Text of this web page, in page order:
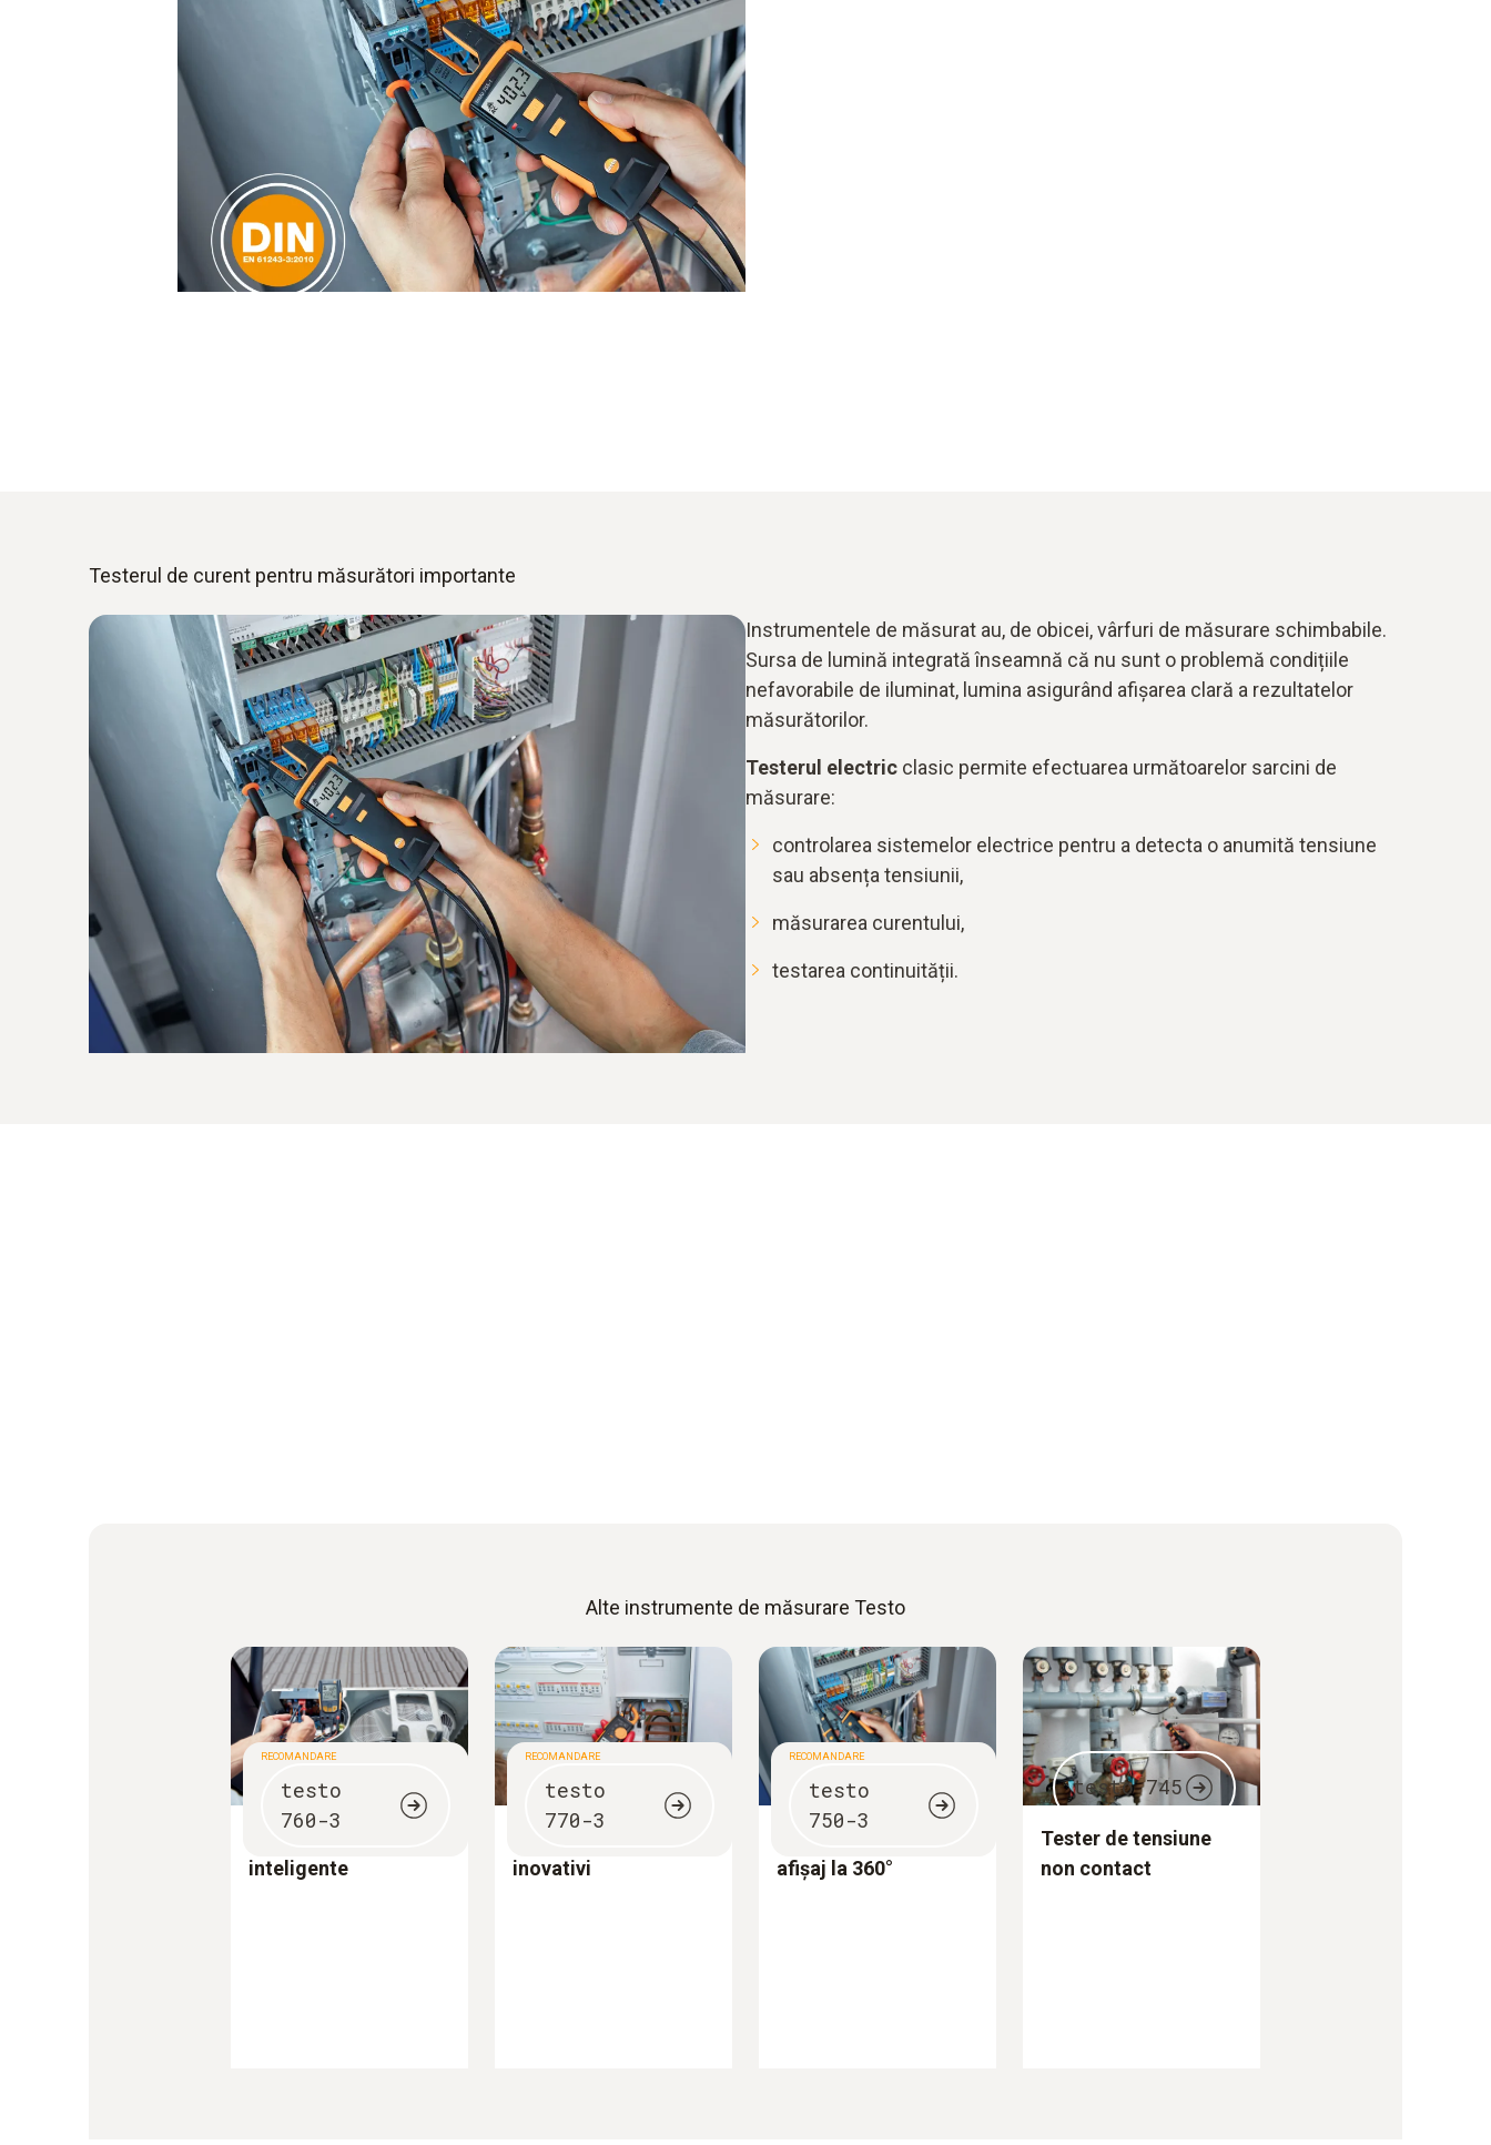
Testerul de curent pentru măsurători importante
Instrumentele de măsurat au, de obicei, vârfuri de măsurare schimbabile.
Sursa de lumină integrată înseamnă că nu sunt o problemă condițiile
nefavorabile de iluminat, lumina asigurând afișarea clară a rezultatelor
măsurătorilor.
Testerul electric clasic permite efectuarea următoarelor sarcini de
măsurare:
controlarea sistemelor electrice pentru a detecta o anumită tensiune
sau absența tensiunii,
măsurarea curentului,
testarea continuității.
Alte instrumente de măsurare Testo
RECOMANDARE
testo
760-3
inteligente
RECOMANDARE
testo
770-3
inovativi
RECOMANDARE
testo
750-3
afișaj la 360°
testo 745
Tester de tensiune
non contact